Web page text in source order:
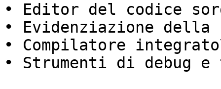
• Editor del codice
• Evidenziazione
• Compilatore
• Strumenti di debug